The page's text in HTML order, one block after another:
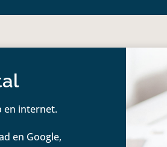
en internet.
en Google,